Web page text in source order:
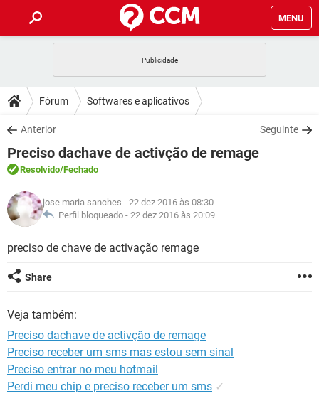
MENU
CELULAR FACEBOOK
OUTLOOK
INSTAGRAM GMAIL
GUIA DE COMPRAS
DICAS
JOGOS WHATSAPP
OUTLOOK
INSTAGRAM
GUIA DE COMPRAS
DOWNLOADS
JOGOS WHATSAPP
CELULAR
OUTLOOK EXCEL
INSTAGRAM
GUIA DE COMPRAS
FÓRUM
JOGOS
CELULAR FACEBOOK
GLOSSÁRIO
JOGOS
CELULAR FACEBOOK
OUTLOOK
GUIA DE COMPRAS
Fórum Softwares e aplicativos
Anterior Seguinte
Preciso dachave de activção de remage
Resolvido/Fechado
jose maria sanches - 22 dez 2016 às 08:30
Perfil bloqueado - 22 dez 2016 às 20:09
preciso de chave de activação remage
Share
Veja também:
Preciso dachave de activção de remage
Preciso receber um sms mas estou sem sinal
Preciso entrar no meu hotmail
Perdi meu chip e preciso receber um sms ✓